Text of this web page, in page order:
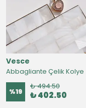
Vesce
Abbagliante Çelik Kolye
%19
₺ 494.50
₺ 402.50